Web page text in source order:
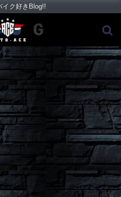
イク好きBlog!!